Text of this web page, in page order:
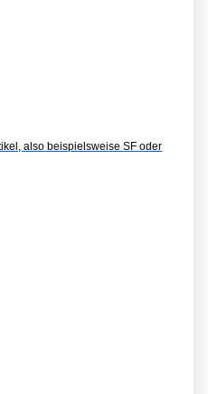
also beispielsweise SF oder